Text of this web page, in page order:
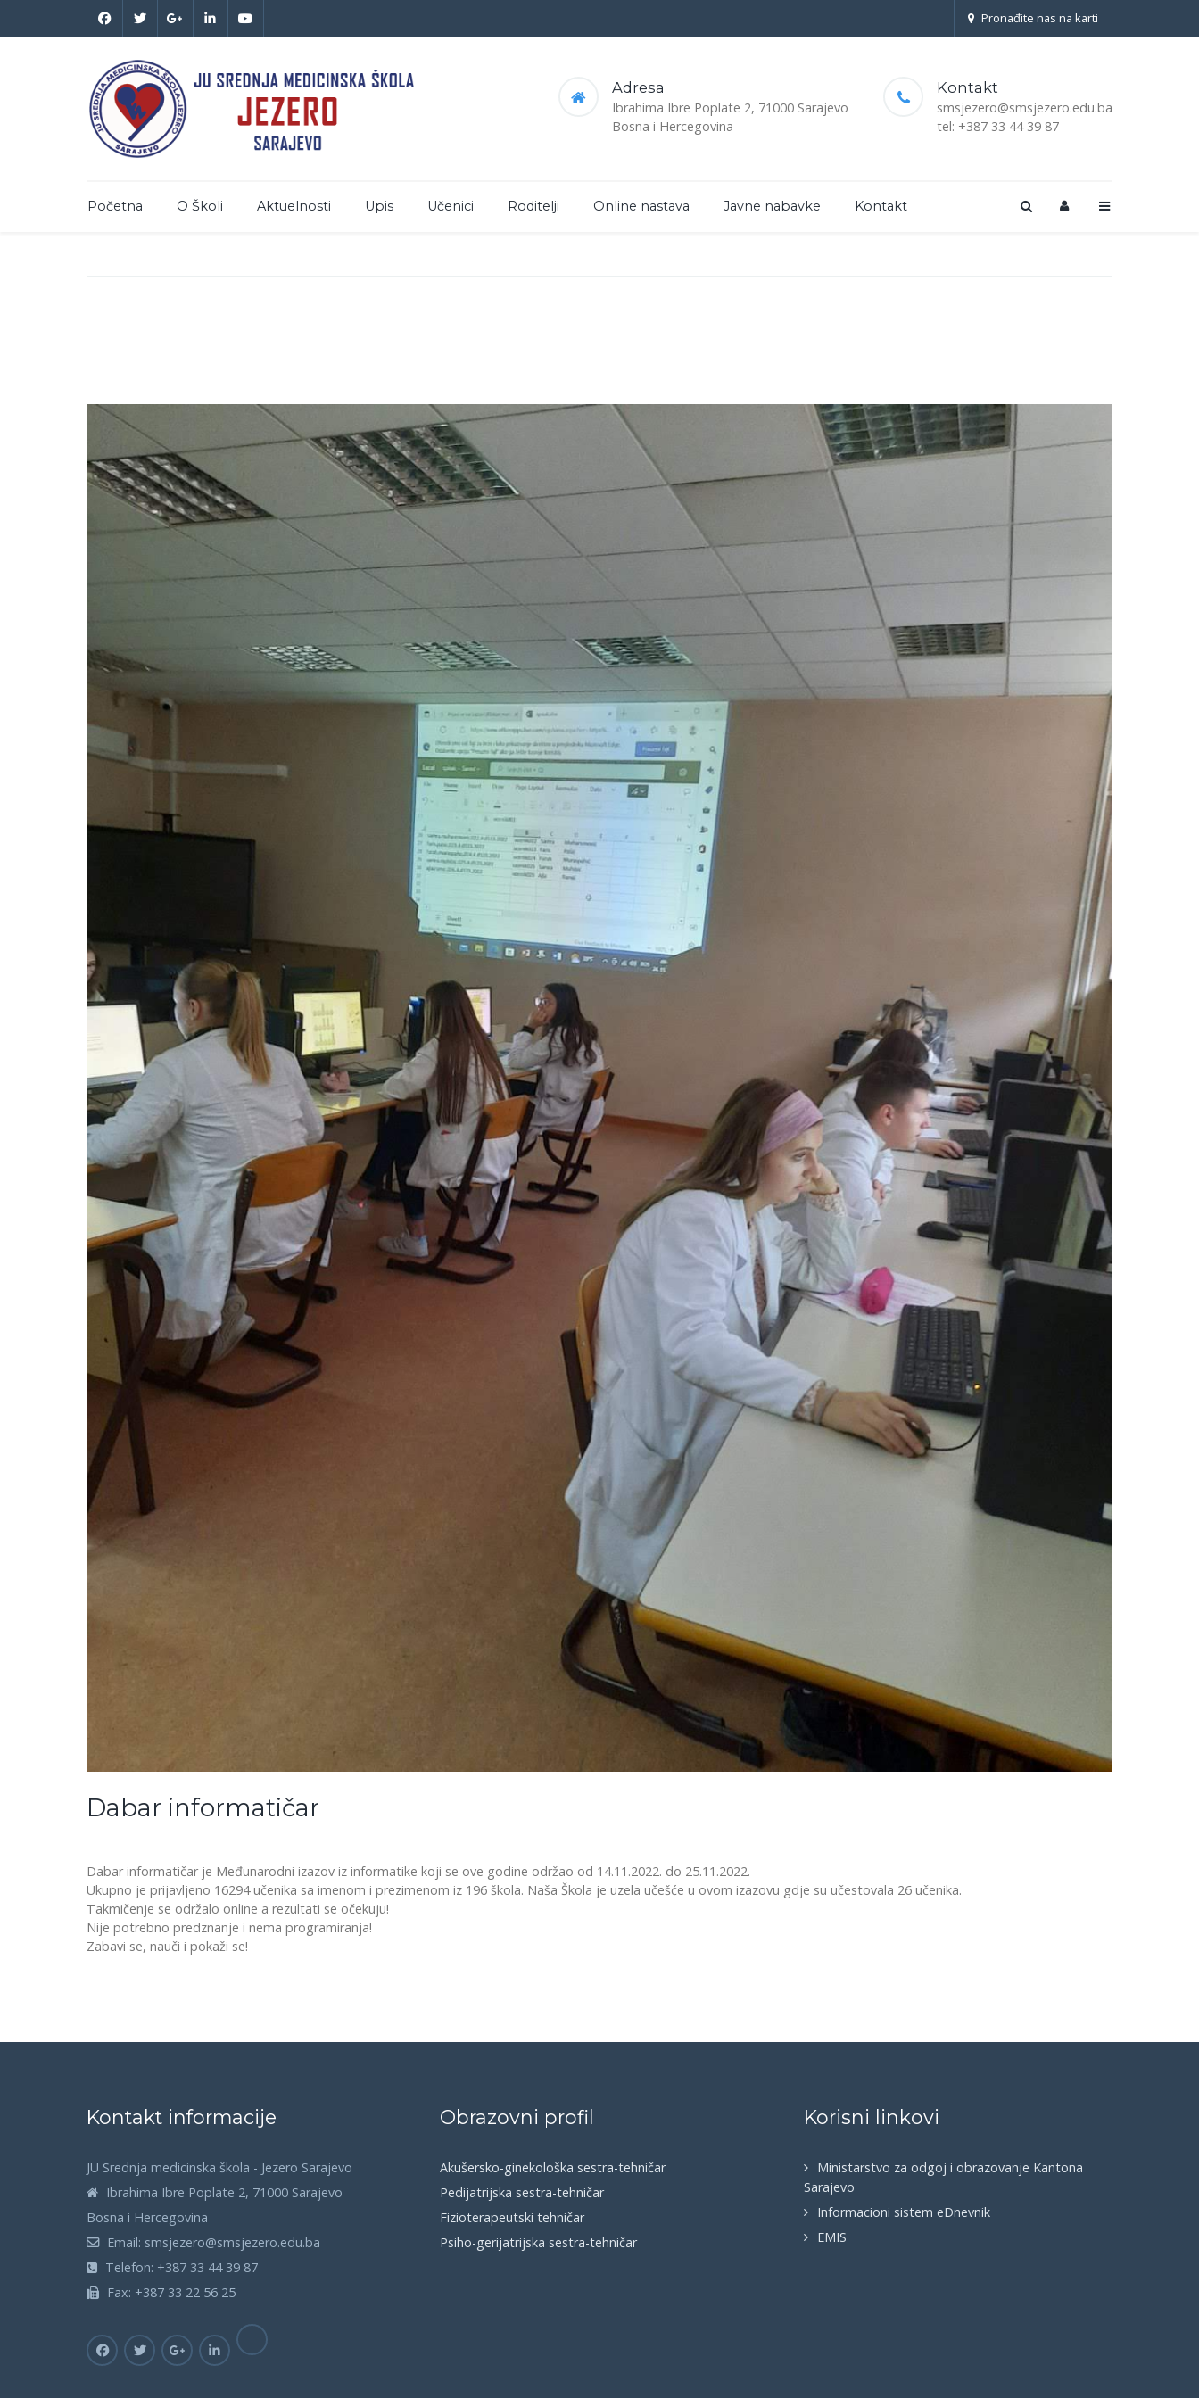
Pronađite nas na karti
Adresa
Ibrahima Ibre Poplate 2, 71000 Sarajevo
Bosna i Hercegovina
Kontakt
smsjezero@smsjezero.edu.ba
tel: +387 33 44 39 87
Početna O Školi Aktuelnosti Upis Učenici Roditelji Online nastava Javne nabavke Kontakt
Dabar informatičar
Dabar informatičar je Međunarodni izazov iz informatike koji se ove godine održao od 14.11.2022. do 25.11.2022.
Ukupno je prijavljeno 16294 učenika sa imenom i prezimenom iz 196 škola. Naša Škola je uzela učešće u ovom izazovu gdje su učestovala 26 učenika.
Takmičenje se održalo online a rezultati se očekuju!
Nije potrebno predznanje i nema programiranja!
Zabavi se, nauči i pokaži se!
Kontakt informacije
JU Srednja medicinska škola - Jezero Sarajevo
Ibrahima Ibre Poplate 2, 71000 Sarajevo
Bosna i Hercegovina
Email: smsjezero@smsjezero.edu.ba
Telefon: +387 33 44 39 87
Fax: +387 33 22 56 25
Obrazovni profil
Akušersko-ginekološka sestra-tehničar
Pedijatrijska sestra-tehničar
Fizioterapeutski tehničar
Psiho-gerijatrijska sestra-tehničar
Korisni linkovi
Ministarstvo za odgoj i obrazovanje Kantona
Sarajevo
Informacioni sistem eDnevnik
EMIS